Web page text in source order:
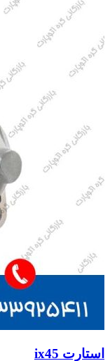
استارت ix45